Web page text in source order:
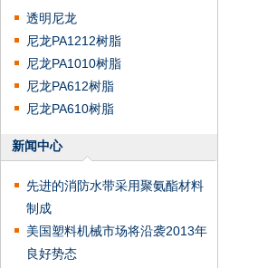
透明尼龙
尼龙PA1212树脂
尼龙PA1010树脂
尼龙PA612树脂
尼龙PA610树脂
新闻中心
先进的消防水带采用聚氨酯材料
制成
美国塑料机械市场将沿袭2013年
良好势态